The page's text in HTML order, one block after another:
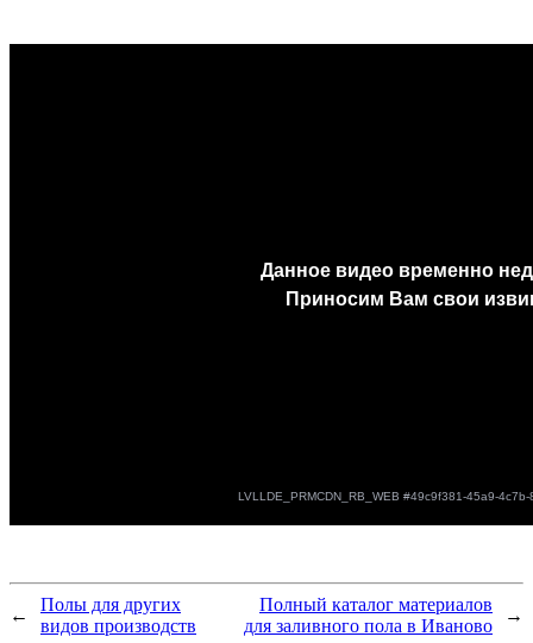
←
Полы для других
видов производств
Полный каталог материалов
для заливного пола в Иваново
→